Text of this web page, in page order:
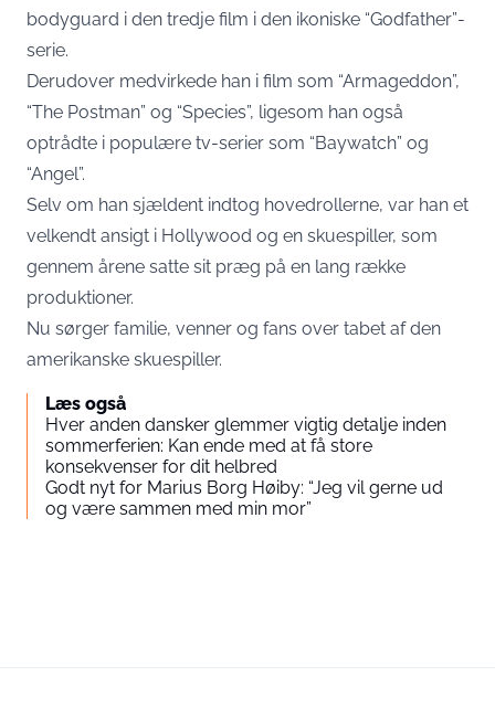
bodyguard i den tredje film i den ikoniske “Godfather”-
serie.
Derudover medvirkede han i film som “Armageddon”,
“The Postman” og “Species”, ligesom han også
optrådte i populære tv-serier som “Baywatch” og
“Angel”.
Selv om han sjældent indtog hovedrollerne, var han et
velkendt ansigt i Hollywood og en skuespiller, som
gennem årene satte sit præg på en lang række
produktioner.
Nu sørger familie, venner og fans over tabet af den
amerikanske skuespiller.
Læs også
Hver anden dansker glemmer vigtig detalje inden
sommerferien: Kan ende med at få store
konsekvenser for dit helbred
Godt nyt for Marius Borg Høiby: “Jeg vil gerne ud
og være sammen med min mor”